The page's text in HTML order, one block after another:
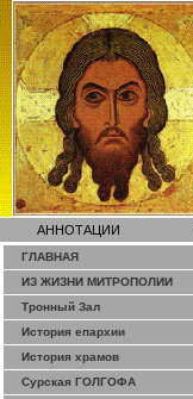
АННОТАЦИИ
ГЛАВНАЯ
ИЗ ЖИЗНИ МИТРОПОЛИИ
Тронный Зал
История епархии
История храмов
Сурская ГОЛГОФА